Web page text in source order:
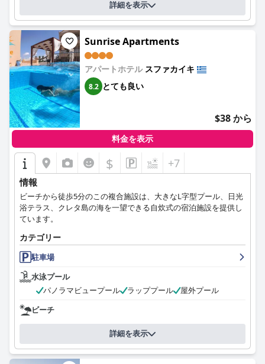
詳細を表示
Sunrise Apartments
アパートホテル スファカイキ
8.2 とても良い
$38 から
料金を表示
$ +7
情報
ビーチから徒歩5分のこの複合施設は、大きなL字型プール、日光
浴テラス、クレタ島の海を一望できる自炊式の宿泊施設を提供し
ています。
カテゴリー
駐車場
水泳プール
パノラマビュープール
ラッププール
屋外プール
ビーチ
詳細を表示